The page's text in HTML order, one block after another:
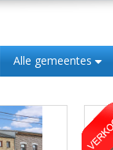
Alle gemeentes